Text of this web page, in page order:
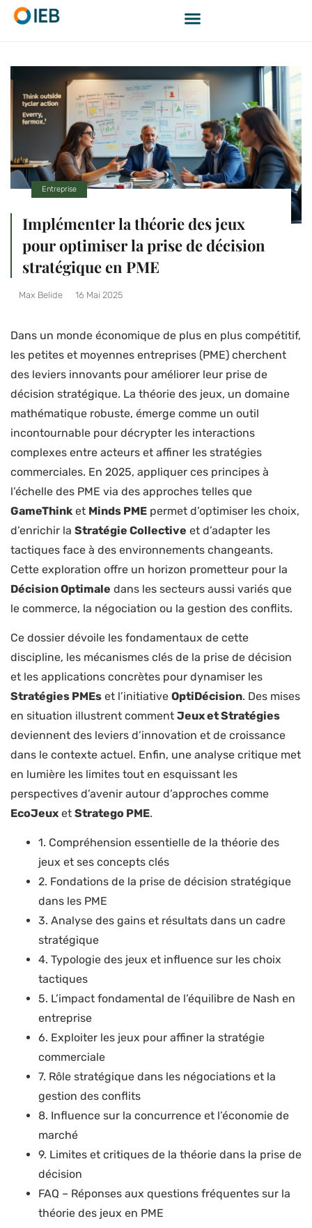
Entreprise
Implémenter la théorie des jeux
pour optimiser la prise de décision
stratégique en PME
Max Belide 16 Mai 2025
Dans un monde économique de plus en plus compétitif,
les petites et moyennes entreprises (PME) cherchent
des leviers innovants pour améliorer leur prise de
décision stratégique. La théorie des jeux, un domaine
mathématique robuste, émerge comme un outil
incontournable pour décrypter les interactions
complexes entre acteurs et affiner les stratégies
commerciales. En 2025, appliquer ces principes à
l’échelle des PME via des approches telles que
GameThink et Minds PME permet d’optimiser les choix,
d’enrichir la Stratégie Collective et d’adapter les
tactiques face à des environnements changeants.
Cette exploration offre un horizon prometteur pour la
Décision Optimale dans les secteurs aussi variés que
le commerce, la négociation ou la gestion des conflits.
Ce dossier dévoile les fondamentaux de cette
discipline, les mécanismes clés de la prise de décision
et les applications concrètes pour dynamiser les
Stratégies PMEs et l’initiative OptiDécision. Des mises
en situation illustrent comment Jeux et Stratégies
deviennent des leviers d’innovation et de croissance
dans le contexte actuel. Enfin, une analyse critique met
en lumière les limites tout en esquissant les
perspectives d’avenir autour d’approches comme
EcoJeux et Stratego PME.
1. Compréhension essentielle de la théorie des
jeux et ses concepts clés
2. Fondations de la prise de décision stratégique
dans les PME
3. Analyse des gains et résultats dans un cadre
stratégique
4. Typologie des jeux et influence sur les choix
tactiques
5. L’impact fondamental de l’équilibre de Nash en
entreprise
6. Exploiter les jeux pour affiner la stratégie
commerciale
7. Rôle stratégique dans les négociations et la
gestion des conflits
8. Influence sur la concurrence et l’économie de
marché
9. Limites et critiques de la théorie dans la prise de
décision
FAQ – Réponses aux questions fréquentes sur la
théorie des jeux en PME